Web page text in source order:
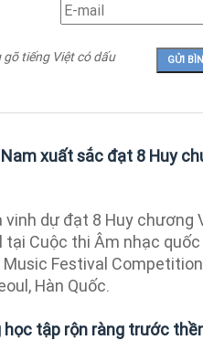
tiếng Việt có dấu
xuất sắc đạt 8 Huy
dự đạt 8 Huy chương
tại Cuộc thi Âm nhạc
Festival
Hàn Quốc.
tập rộn ràng trước